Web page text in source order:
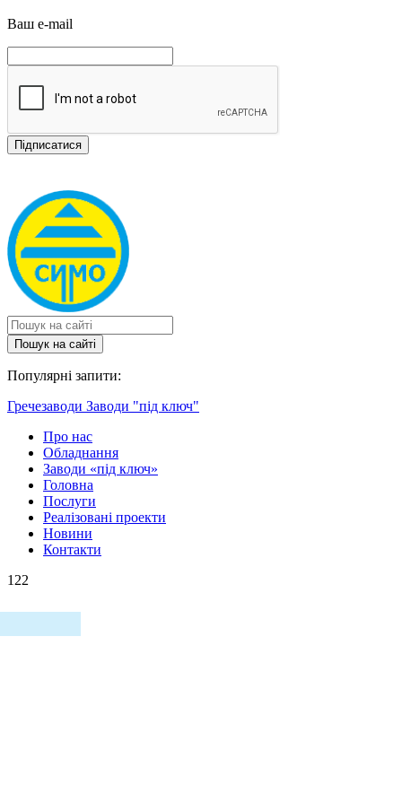
Ваш e-mail
Пошук на сайтi
Популярні запити:
Гречезаводи Заводи "під ключ"
Про нас
Обладнання
Заводи «під ключ»
Головна
Послуги
Реалізовані проекти
Новини
Контакти
122